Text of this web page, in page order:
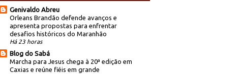
Genivaldo Abreu
Orleans Brandão defende avanços e
apresenta propostas para enfrentar
desafios históricos do Maranhão
Há 23 horas
Blog do Sabá
Marcha para Jesus chega à 20ª edição em
Caxias e reúne fiéis em grande